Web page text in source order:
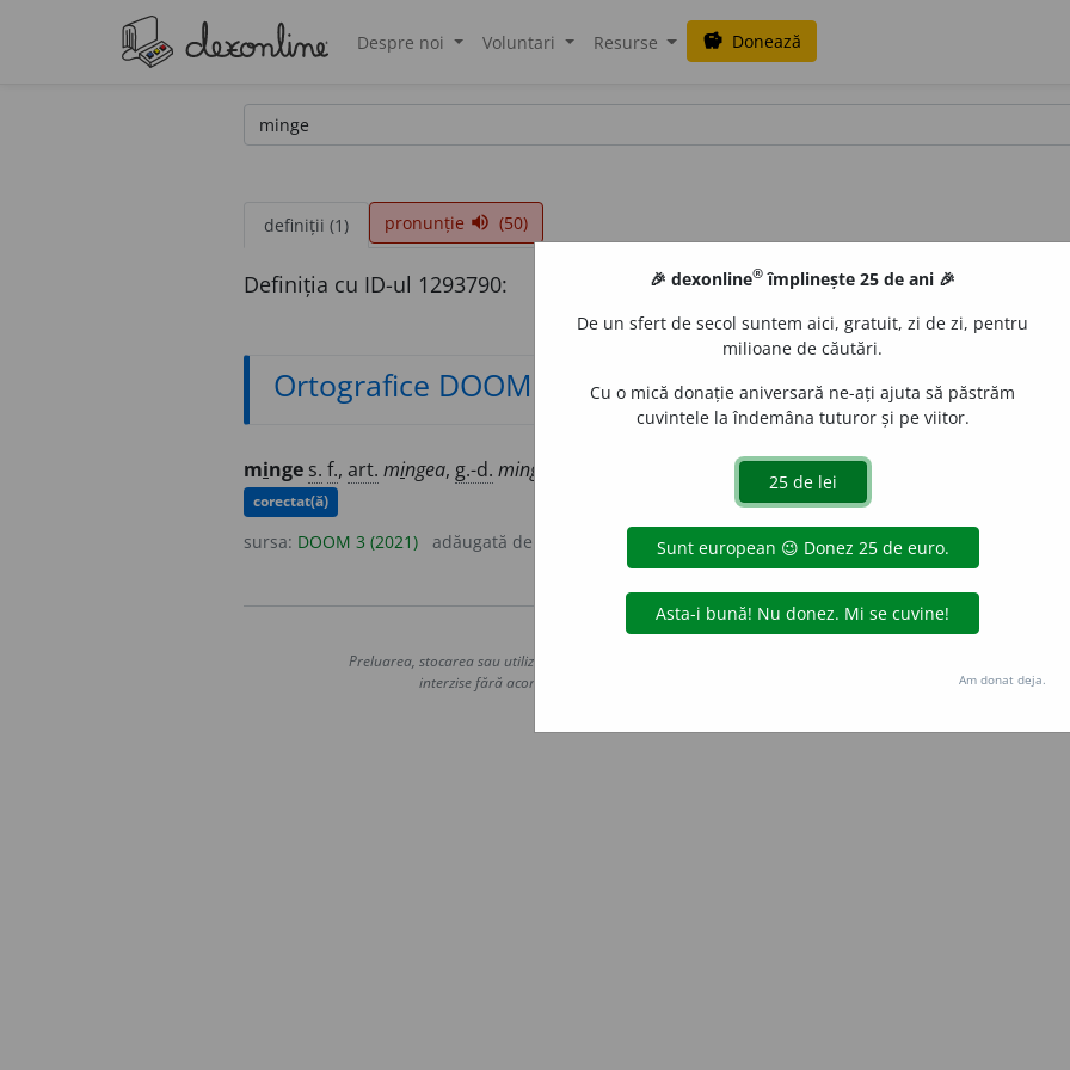
Despre noi Voluntari Resurse savings Donează
definiții (1) pronunție volume_up (50)
Definiția cu ID-ul 1293790:
Ortografice DOOM
minge s. f., art. mingea, g.-d. mingi art.mingile
corectat(ă)
sursa: DOOM 3 (2021) adăugată de
Copyright © 2004-2026 dexonline (https://dexonline.ro)
Preluarea, stocarea sau utilizarea datelor de pe acest site, inclusiv prin orice metode de extragere automată
interzise fără acordul nostru prealabil scris, cu excepția seturilor de date oferite oficial spre utilizare
🎉 dexonline® împlinește 25 de ani 🎉
De un sfert de secol suntem aici, gratuit, zi de zi, pentru
milioane de căutări.
Cu o mică donație aniversară ne-ați ajuta să păstrăm
cuvintele la îndemâna tuturor și pe viitor.
Am donat deja.